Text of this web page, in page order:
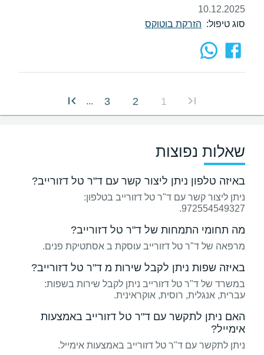
10.12.2025
סוג טיפול: הזרקת בוטוקס
1
2
3
...
שאלות נפוצות
באיזה טלפון ניתן ליצור קשר עם ד"ר טל דזורייב?
ניתן ליצור קשר עם ד"ר טל דזורייב בטלפון:
972554549327.
מה תחומי התמחות של ד"ר טל דזורייב?
מרפאה של ד"ר טל דזורייב עוסקת ב אסתטיקת פנים.
באיזה שפות ניתן לקבל שירות מ ד"ר טל דזורייב?
במשרד של ד"ר טל דזורייב ניתן לקבל שירות בשפות:
עברית, אנגלית, רוסית, אוקראינית.
האם ניתן לתקשר עם ד"ר טל דזורייב באמצעות
אימייל?
ניתן לתקשר עם ד"ר טל דזורייב באמצעות אימייל.